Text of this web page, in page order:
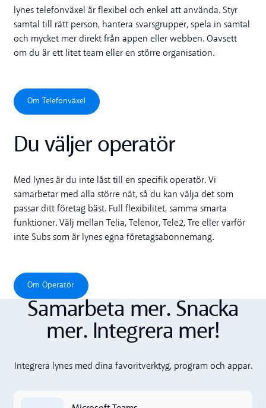
lynes telefonväxel är flexibel och enkel att använda. Styr
samtal till rätt person, hantera svarsgrupper, spela in samtal
och mycket mer direkt från appen eller webben. Oavsett
om du är ett litet team eller en större organisation.
Om Telefonväxel
Om Telefonväxel
Du väljer operatör
Med lynes är du inte låst till en specifik operatör. Vi
samarbetar med alla större nät, så du kan välja det som
passar ditt företag bäst. Full flexibilitet, samma smarta
funktioner. Välj mellan Telia, Telenor, Tele2, Tre eller varför
inte Subs som är lynes egna företagsabonnemang.
Om Operatör
Om Operatör
Samarbeta mer. Snacka
mer. Integrera mer!
Integrera lynes med dina favoritverktyg, program och appar.